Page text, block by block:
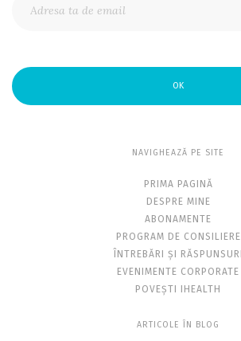
OK
NAVIGHEAZĂ PE SITE
PRIMA PAGINĂ
DESPRE MINE
ABONAMENTE
PROGRAM DE CONSILIERE
ÎNTREBĂRI ȘI RĂSPUNSURI
EVENIMENTE CORPORATE
POVEȘTI IHEALTH
ARTICOLE ÎN BLOG